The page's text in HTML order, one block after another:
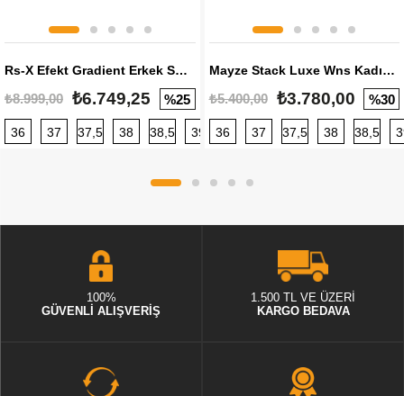
Rs-X Efekt Gradient Erkek Sneaker
₺8.999,00 ₺6.749,25 %25
36 37 37,5 38 38,5 39 40 40,5 41 42 42,5
Mayze Stack Luxe Wns Kadın Sneaker
₺5.400,00 ₺3.780,00 %30
36 37 37,5 38 38,5
100%
GÜVENLİ ALIŞVERİŞ
1.500 TL VE ÜZERİ
KARGO BEDAVA